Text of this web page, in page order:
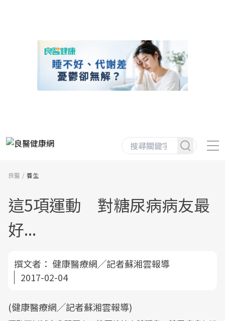
良醫 養生
這5項運動 對糖尿病病友最
好...
撰文者： 健康醫療網╱記者蘇湘雲報導
2017-02-04
(健康醫療網╱記者蘇湘雲報導)